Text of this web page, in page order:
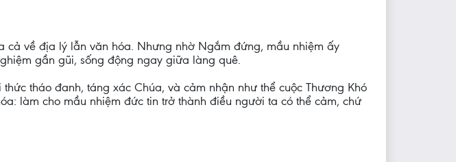
cả về địa lý lẫn văn hóa. Nhưng nhờ Ngắm đứng, mầu nhiệm ấy
gần gũi, sống động ngay giữa làng quê.
tháo đanh, táng xác Chúa, và cảm nhận như thể cuộc Thương Khó
làm cho mầu nhiệm đức tin trở thành điều người ta có thể cảm, chứ